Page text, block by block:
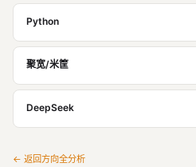
Python
聚宽/米筐
DeepSeek
← 返回方向全分析